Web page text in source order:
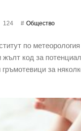
124 Общество
по
жълт код за
за